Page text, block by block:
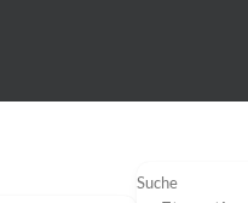
Suche